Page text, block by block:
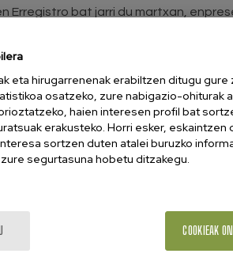
Erregistro bat jarri du martxan,
edo RCS mezuen bidez egiten
edo identifikatzaileak egiaztatzea
eta benetako erakundeekin
erantzuteko hartu da; kasu
dituzte kontsumitzaileak
erregistratu gabeko
mezuak blokeatu beharko
eta hirugarrenenak erabiltzen ditugu gure
osatzeko, zure nabigazio-ohiturak
haien interesen profil bat
erakusteko. Horri esker,
sortzen duten atalei buruzko
segurtasuna hobetu ditzakegu.
COOKIEAK